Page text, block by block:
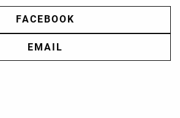
FACEBOOK
EMAIL